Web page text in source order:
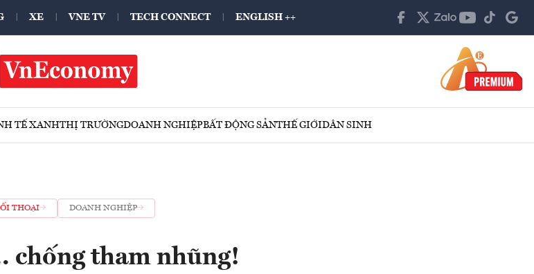
XE VNE TV TECH CONNECT ENGLISH ++
TẾ XANHTHỊ TRƯỜNGDOANH NGHIỆPBẤT ĐỘNG SẢNTHẾ GIỚIDÂN SINH
THOẠI DOANH NGHIỆP
chống tham nhũng!